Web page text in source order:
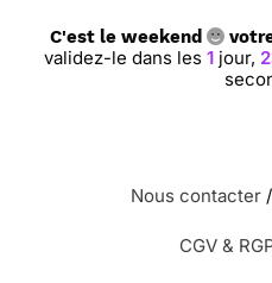
C'est le weekend
validez-le dans les1 jour,
Nous contacter /
CGV &